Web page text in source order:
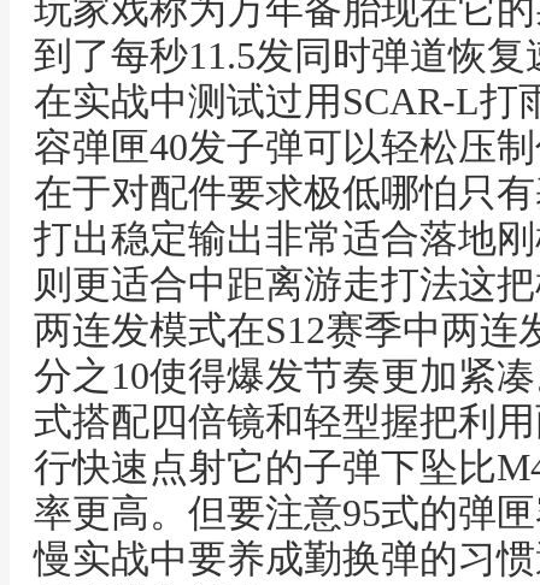
玩家戏称为万年备胎现在它
到了每秒11.5发同时弹道恢
在实战中测试过用SCAR-L打
容弹匣40发子弹可以轻松压
在于对配件要求极低哪怕只
打出稳定输出非常适合落地
则更适合中距离游走打法这
两连发模式在S12赛季中两
分之10使得爆发节奏更加紧
式搭配四倍镜和轻型握把利
行快速点射它的子弹下坠比
率更高。但要注意95式的弹
慢实战中要养成勤换弹的习